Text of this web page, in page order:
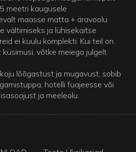
meetri kaugusele
maasse matta + äravoolu
vältimiseks ja lühisekaitse
ei kuulu komplekti. Kui teil on
võtke meiega julgelt
lõõgastust ja mugavust, sobib
hotelli fuajeesse või
ja meeleolu.